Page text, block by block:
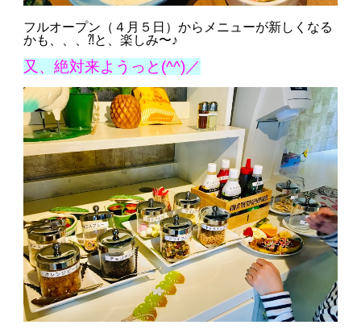
フルオープン（４月５日）からメニューが新しくなる
かも、、、⁈と、楽しみ〜♪
又、絶対来ようっと(^^)／